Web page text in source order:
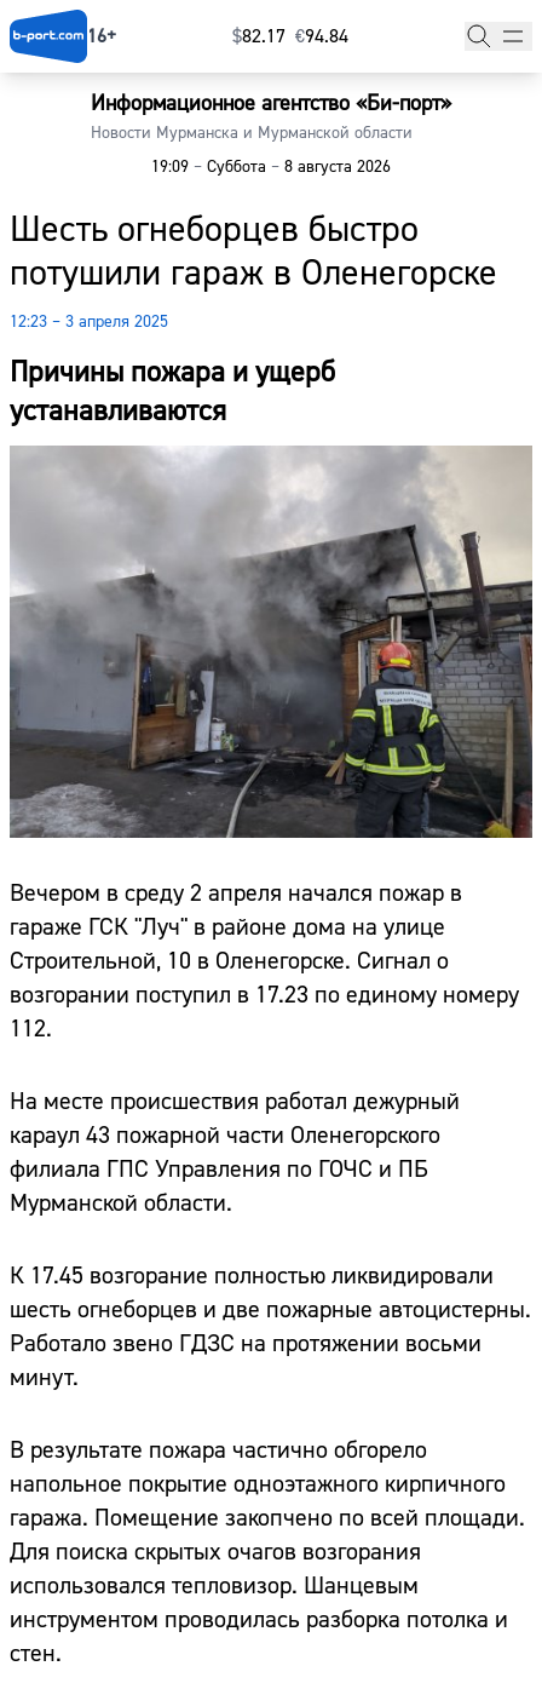
16+ $⁠82.17 €⁠94.84
Информационное агентство «Би-порт»
Новости Мурманска и Мурманской области
19:09 – Суббота – 8 августа 2026
Шесть огнеборцев быстро
потушили гараж в Оленегорске
12:23 – 3 апреля 2025
Причины пожара и ущерб
устанавливаются
Вечером в среду 2 апреля начался пожар в
гараже ГСК "Луч" в районе дома на улице
Строительной, 10 в Оленегорске. Сигнал о
возгорании поступил в 17.23 по единому номеру
112.
На месте происшествия работал дежурный
караул 43 пожарной части Оленегорского
филиала ГПС Управления по ГОЧС и ПБ
Мурманской области.
К 17.45 возгорание полностью ликвидировали
шесть огнеборцев и две пожарные автоцистерны.
Работало звено ГДЗС на протяжении восьми
минут.
В результате пожара частично обгорело
напольное покрытие одноэтажного кирпичного
гаража. Помещение закопчено по всей площади.
Для поиска скрытых очагов возгорания
использовался тепловизор. Шанцевым
инструментом проводилась разборка потолка и
стен.
Главная
Наши гости
Фоторепортажи
Погода
Курсы валют